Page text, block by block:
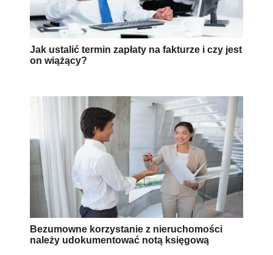
Jak ustalić termin zapłaty na fakturze i czy jest
on wiążący?
Bezumowne korzystanie z nieruchomości
należy udokumentować notą księgową